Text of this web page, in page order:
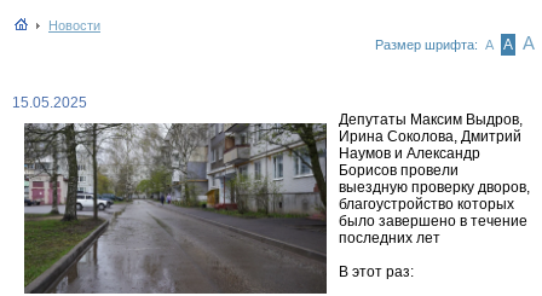
Новости
Размер шрифта: А А А
15.05.2025
Депутаты Максим Выдров,
Ирина Соколова, Дмитрий
Наумов и Александр
Борисов провели
выездную проверку дворов,
благоустройство которых
было завершено в течение
последних лет
В этот раз: